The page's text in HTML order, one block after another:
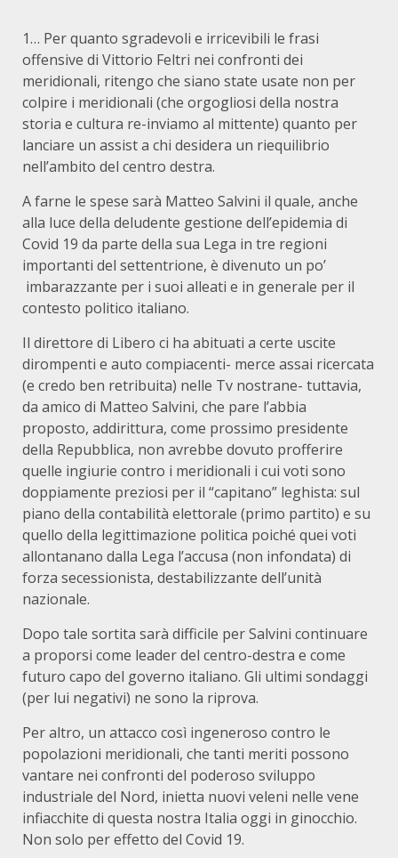
1… Per quanto sgradevoli e irricevibili le frasi
offensive di Vittorio Feltri nei confronti dei
meridionali, ritengo che siano state usate non per
colpire i meridionali (che orgogliosi della nostra
storia e cultura re-inviamo al mittente) quanto per
lanciare un assist a chi desidera un riequilibrio
nell’ambito del centro destra.
A farne le spese sarà Matteo Salvini il quale, anche
alla luce della deludente gestione dell’epidemia di
Covid 19 da parte della sua Lega in tre regioni
importanti del settentrione, è divenuto un po’
imbarazzante per i suoi alleati e in generale per il
contesto politico italiano.
Il direttore di Libero ci ha abituati a certe uscite
dirompenti e auto compiacenti- merce assai ricercata
(e credo ben retribuita) nelle Tv nostrane- tuttavia,
da amico di Matteo Salvini, che pare l’abbia
proposto, addirittura, come prossimo presidente
della Repubblica, non avrebbe dovuto profferire
quelle ingiurie contro i meridionali i cui voti sono
doppiamente preziosi per il “capitano” leghista: sul
piano della contabilità elettorale (primo partito) e su
quello della legittimazione politica poiché quei voti
allontanano dalla Lega l’accusa (non infondata) di
forza secessionista, destabilizzante dell’unità
nazionale.
Dopo tale sortita sarà difficile per Salvini continuare
a proporsi come leader del centro-destra e come
futuro capo del governo italiano. Gli ultimi sondaggi
(per lui negativi) ne sono la riprova.
Per altro, un attacco così ingeneroso contro le
popolazioni meridionali, che tanti meriti possono
vantare nei confronti del poderoso sviluppo
industriale del Nord, inietta nuovi veleni nelle vene
infiacchite di questa nostra Italia oggi in ginocchio.
Non solo per effetto del Covid 19.